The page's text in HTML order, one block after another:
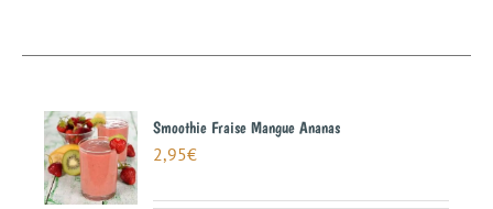
Smoothie Fraise Mangue Ananas
2,95€